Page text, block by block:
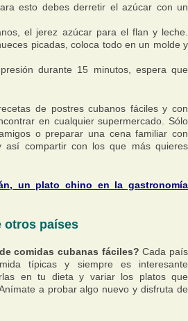
esto debes derretir el azúcar con un
el jerez azúcar para el flan y leche.
picadas, coloca todo en un molde y
durante 15 minutos, espera que
de postres cubanos fáciles y con
en cualquier supermercado. Sólo
o preparar una cena familiar con
así compartir con los que más quieres
un plato chino en la gastronomía
otros países
comidas cubanas fáciles? Cada país
típicas y siempre es interesante
en tu dieta y variar los platos que
a probar algo nuevo y disfruta de